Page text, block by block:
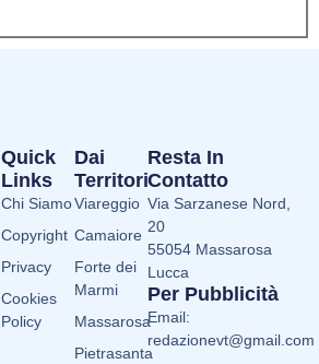
Dai
Territori
Viareggio
Camaiore
Forte dei
Marmi
Massarosa
Pietrasanta
Quick
Links
Chi Siamo
Copyright
Privacy
Cookies
Policy
Resta In
Contatto
Via Sarzanese Nord,
20
55054 Massarosa
Lucca
Per Pubblicità
Email:
redazionevt@gmail.com